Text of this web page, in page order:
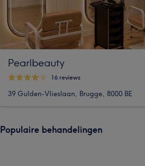
Pearlbeauty
16 reviews
39 Gulden-Vlieslaan, Brugge, 8000 BE
Populaire behandelingen